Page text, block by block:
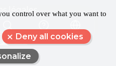
légales
site
FAQ LANGUE
control over what you want to
Deny all cookies